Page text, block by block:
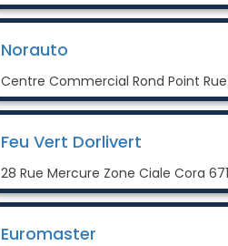
Norauto
Centre Commercial Rond Point Rue
Feu Vert Dorlivert
28 Rue Mercure Zone Ciale Cora
Euromaster